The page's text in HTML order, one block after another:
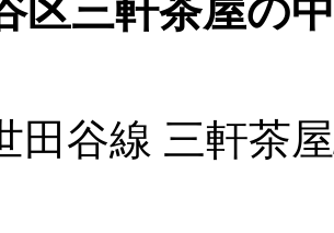
区三軒茶屋の
田谷線 三軒茶